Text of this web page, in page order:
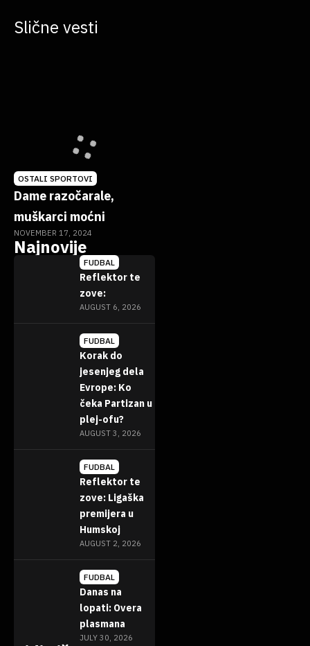
Slične vesti
OSTALI SPORTOVI
Dame razočarale,
muškarci moćni
NOVEMBER 17, 2024
Najnovije
FUDBAL
Reflektor te
zove:
AUGUST 6, 2026
FUDBAL
Korak do
jesenjeg dela
Evrope: Ko
čeka Partizan u
plej-ofu?
AUGUST 3, 2026
FUDBAL
Reflektor te
zove: Ligaška
premijera u
Humskoj
AUGUST 2, 2026
FUDBAL
Danas na
lopati: Overa
plasmana
JULY 30, 2026